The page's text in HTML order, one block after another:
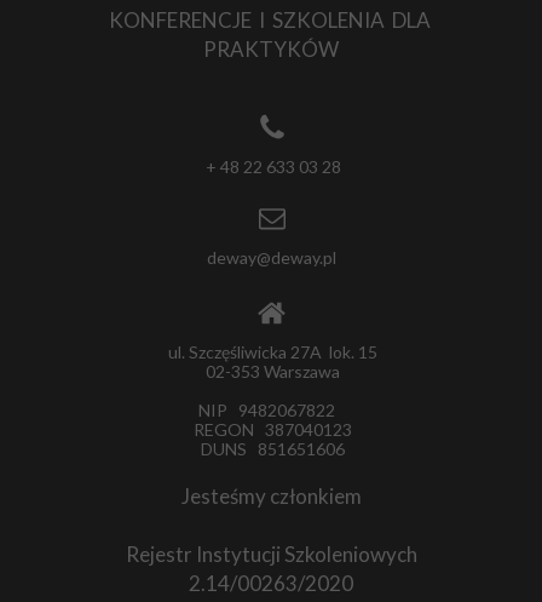
ul. Szczęśliwicka 27A lok. 15
02-353 Warszawa
NIP 9482067822
REGON 387040123
DUNS 851651606
+ 48 22 633 03 28
deway@deway.pl
Jesteśmy członkiem
Rejestr Instytucji Szkoleniowych
2.14/00263/2020
KONFERENCJE I SZKOLENIA DLA
PRAKTYKÓW